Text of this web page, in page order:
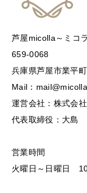
芦屋micolla～ミコラ
659-0068
兵庫県芦屋市業平
Mail：
運営会社：株式会
代表取締役：大島
営業時間
火曜日～日曜日